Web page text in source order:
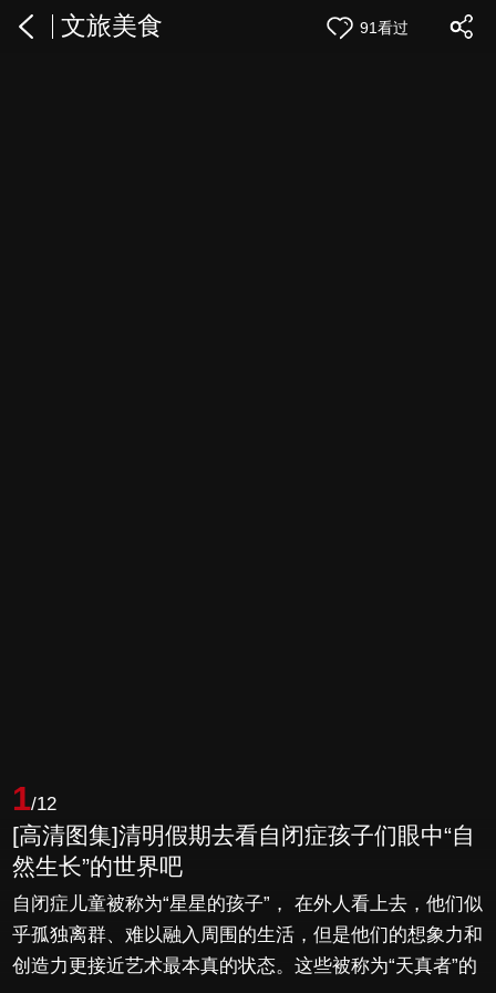
文旅美食 91看过
1/12
[高清图集]清明假期去看自闭症孩子们眼中“自
然生长”的世界吧
自闭症儿童被称为“星星的孩子”， 在外人看上去，他们似
乎孤独离群、难以融入周围的生活，但是他们的想象力和
创造力更接近艺术最本真的状态。这些被称为“天真者”的